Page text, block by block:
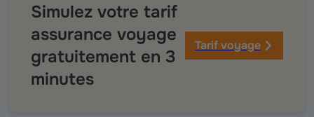
Simulez votre tarif
assurance voyage
gratuitement en 3
minutes
Tarif voyage